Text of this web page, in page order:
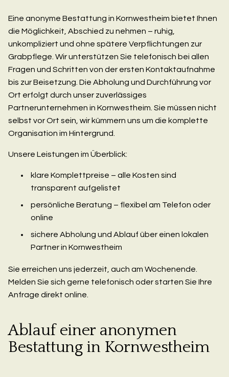
Eine anonyme Bestattung in Kornwestheim bietet Ihnen
die Möglichkeit, Abschied zu nehmen – ruhig,
unkompliziert und ohne spätere Verpflichtungen zur
Grabpflege. Wir unterstützen Sie telefonisch bei allen
Fragen und Schritten von der ersten Kontaktaufnahme
bis zur Beisetzung. Die Abholung und Durchführung vor
Ort erfolgt durch unser zuverlässiges
Partnerunternehmen in Kornwestheim. Sie müssen nicht
selbst vor Ort sein, wir kümmern uns um die komplette
Organisation im Hintergrund.
Unsere Leistungen im Überblick:
klare Komplettpreise – alle Kosten sind
transparent aufgelistet
persönliche Beratung – flexibel am Telefon oder
online
sichere Abholung und Ablauf über einen lokalen
Partner in Kornwestheim
Sie erreichen uns jederzeit, auch am Wochenende.
Melden Sie sich gerne telefonisch oder starten Sie Ihre
Anfrage direkt online.
Ablauf einer anonymen
Bestattung in Kornwestheim